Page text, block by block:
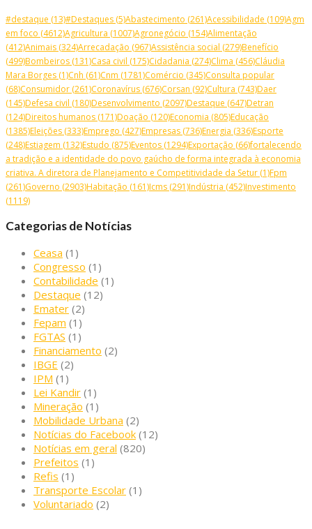
#destaque (13)#Destaques (5)Abastecimento (261)Acessibilidade (109)Agm
em foco (4612)Agricultura (1007)Agronegócio (154)Alimentação
(412)Animais (324)Arrecadação (967)Assistência social (279)Benefício
(499)Bombeiros (131)Casa civil (175)Cidadania (274)Clima (456)Cláudia
Mara Borges (1)Cnh (61)Cnm (1781)Comércio (345)Consulta popular
(68)Consumidor (261)Coronavírus (676)Corsan (92)Cultura (743)Daer
(145)Defesa civil (180)Desenvolvimento (2097)Destaque (647)Detran
(124)Direitos humanos (171)Doação (120)Economia (805)Educação
(1385)Eleições (333)Emprego (427)Empresas (736)Energia (336)Esporte
(248)Estiagem (132)Estudo (875)Eventos (1294)Exportação (66)fortalecendo
a tradição e a identidade do povo gaúcho de forma integrada à economia
criativa. A diretora de Planejamento e Competitividade da Setur (1)Fpm
(261)Governo (2903)Habitação (161)Icms (291)Indústria (452)Investimento
(1119)
Categorias de Notícias
Ceasa (1)
Congresso (1)
Contabilidade (1)
Destaque (12)
Emater (2)
Fepam (1)
FGTAS (1)
Financiamento (2)
IBGE (2)
IPM (1)
Lei Kandir (1)
Mineração (1)
Mobilidade Urbana (2)
Notícias do Facebook (12)
Notícias em geral (820)
Prefeitos (1)
Refis (1)
Transporte Escolar (1)
Voluntariado (2)